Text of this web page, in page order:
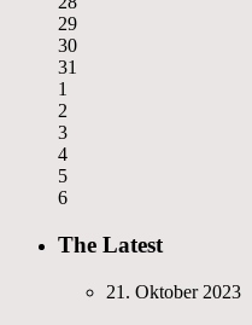
29
30
31
1
2
3
4
5
6
The Latest
21. Oktober 2023